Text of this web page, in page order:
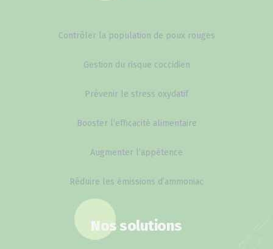
Contrôler la population de poux rouges
Gestion du risque coccidien
Prévenir le stress oxydatif
Booster l’efficacité alimentaire
Augmenter l’appétence
Réduire les émissions d’ammoniac
Nos solutions